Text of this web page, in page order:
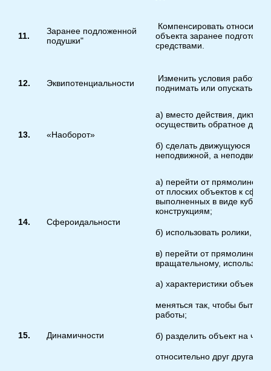
11.
Заранее подложенной
подушки"
Компенсировать
объекта заранее
средствами.
12. Эквипотенциальности
Изменить условия работы
поднимать или опускать
13. «Наоборот»
а) вместо действия,
осуществить обратное
б) сделать движущуюся
неподвижной, а
14. Сфероидальности
а) перейти от
от плоских объектов к
выполненных в виде куба
конструкциям;
б) использовать ролики,
в) перейти от
вращательному,
15. Динамичности
а) характеристики
меняться так, чтобы быть
работы;
б) разделить объект на
относительно друг друга;